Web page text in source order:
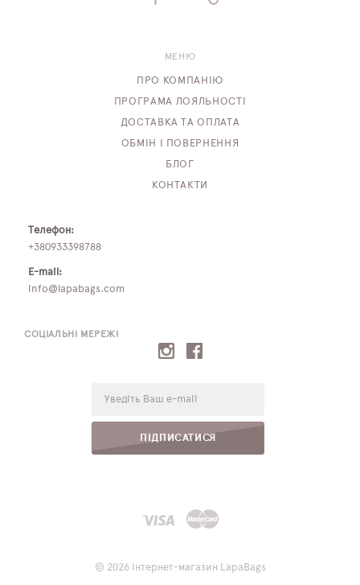
СОЦІАЛЬНІ МЕРЕЖІ
ПІДПИСАТИСЯ
МЕНЮ
ПРО КОМПАНІЮ
ПРОГРАМА ЛОЯЛЬНОСТІ
ДОСТАВКА ТА ОПЛАТА
ОБМІН І ПОВЕРНЕННЯ
БЛОГ
КОНТАКТИ
Телефон:
+380933398788
E-mail:
info@lapabags.com
© 2026 Інтернет-магазин LapaBags